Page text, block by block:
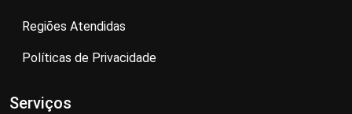
Regiões Atendidas
Políticas de Privacidade
Serviços